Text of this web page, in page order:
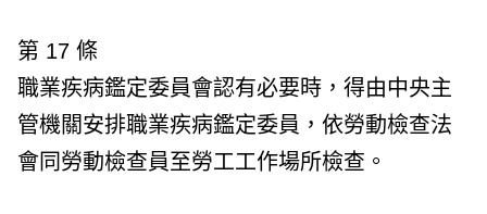
第 17 條
職業疾病鑑定委員會認有必要時，得由中央主
管機關安排職業疾病鑑定委員，依勞動檢查法
會同勞動檢查員至勞工工作場所檢查。